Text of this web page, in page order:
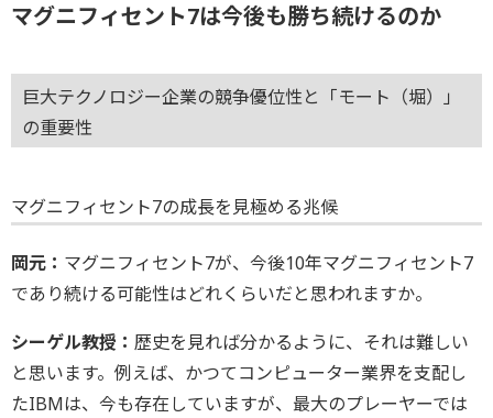
マグニフィセント7は今後も勝ち続けるのか
巨大テクノロジー企業の競争優位性と「モート（堀）」
の重要性
マグニフィセント7の成長を見極める兆候
岡元： マグニフィセント7が、今後10年マグニフィセント7
であり続ける可能性はどれくらいだと思われますか。
シーゲル教授： 歴史を見れば分かるように、それは難しい
と思います。例えば、かつてコンピューター業界を支配し
たIBMは、今も存在していますが、最大のプレーヤーでは